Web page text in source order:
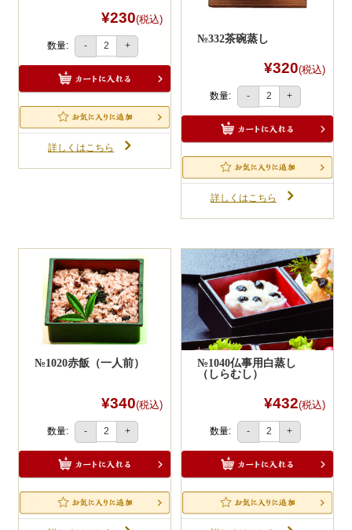
¥230(税込)
数量: - +
詳しくはこちら
№332茶碗蒸し
¥320(税込)
数量: - +
詳しくはこちら
№1020赤飯（一人前）
¥340(税込)
数量: - +
№1040仏事用白蒸し
（しらむし）
¥432(税込)
数量: - +